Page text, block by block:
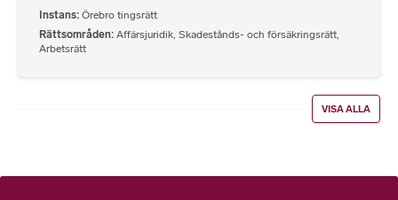
Instans Örebro tingsrätt
Rättsområden Affärsjuridik Skadestånds- och försäkringsrätt
Arbetsrätt
VISA ALLA